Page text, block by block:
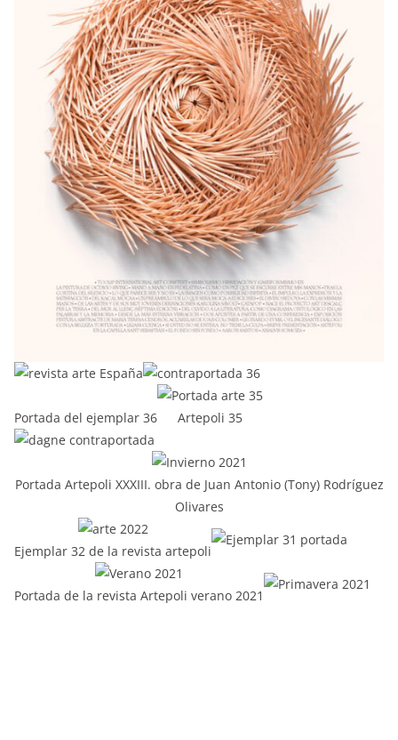
Portada del ejemplar 36 Artepoli 35
Portada Artepoli XXXIII. obra de Juan Antonio (Tony) Rodríguez
Olivares
Ejemplar 32 de la revista artepoli
Portada de la revista Artepoli verano 2021